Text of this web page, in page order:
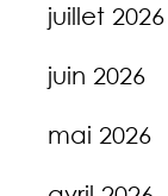
juillet 2026
juin 2026
mai 2026